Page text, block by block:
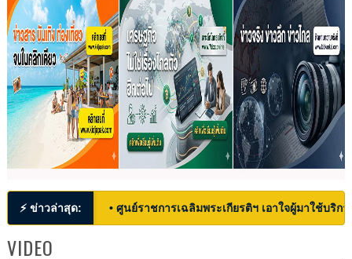
⚡ ข่าวล่าสุด: • ศูนย์ราชการเฉลิมพระเกียรติฯ เอาใจผู้มาใช้บริก
VIDEO